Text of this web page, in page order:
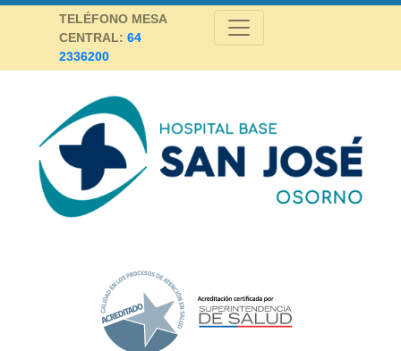
Skip
TELÉFONO MESA
CENTRAL: 64
2336200